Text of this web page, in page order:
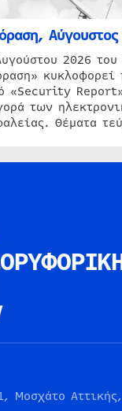
2026 του
κυκλοφορεί
«Security
των
Θέματα
Μοσχάτο